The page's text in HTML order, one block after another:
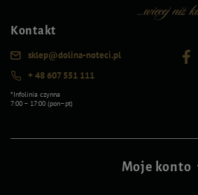
Kontakt
sklep@dolina-noteci.pl
+ 48 607 551 111
*Infolinia czynna
7:00 – 17:00 (pon–pt)
Moje konto